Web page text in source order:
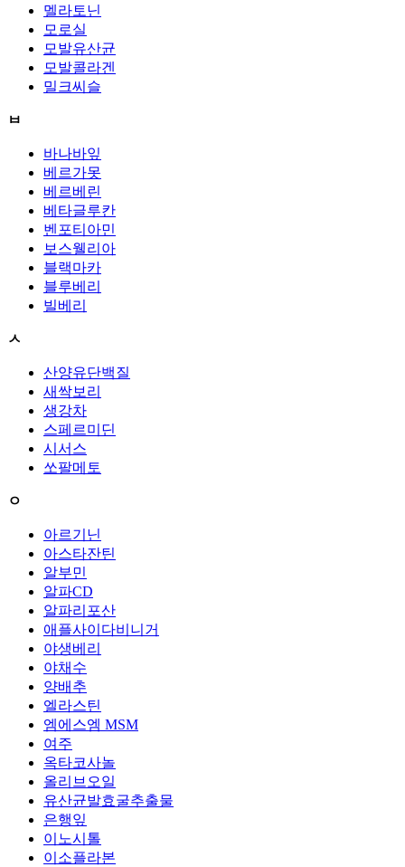
멜라토닌
모로실
모발유산균
모발콜라겐
밀크씨슬
ㅂ
바나바잎
베르가못
베르베린
베타글루칸
벤포티아민
보스웰리아
블랙마카
블루베리
빌베리
ㅅ
산양유단백질
새싹보리
생강차
스페르미딘
시서스
쏘팔메토
ㅇ
아르기닌
아스타잔틴
알부민
알파CD
알파리포산
애플사이다비니거
야생베리
야채수
양배추
엘라스틴
엠에스엠 MSM
여주
옥타코사놀
올리브오일
유산균발효굴추출물
은행잎
이노시톨
이소플라본